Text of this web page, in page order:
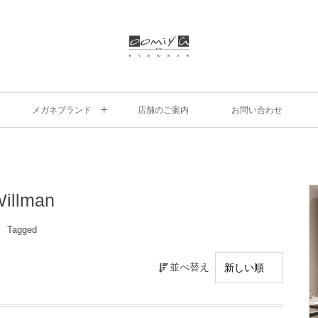
メガネブランド 店舗のご案内 お問い合わせ
Tagged
並べ替え